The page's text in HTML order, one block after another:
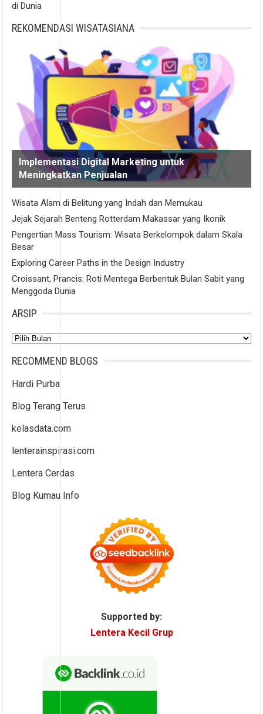
di Dunia
REKOMENDASI WISATASIANA
Implementasi Digital Marketing untuk
Meningkatkan Penjualan
Wisata Alam di Belitung yang Indah dan Memukau
Jejak Sejarah Benteng Rotterdam Makassar yang Ikonik
Pengertian Mass Tourism: Wisata Berkelompok dalam Skala
Besar
Exploring Career Paths in the Design Industry
Croissant, Prancis: Roti Mentega Berbentuk Bulan Sabit yang
Menggoda Dunia
ARSIP
Arsip
RECOMMEND BLOGS
Hardi Purba
Blog Terang Terus
kelasdata.com
lenterainspirasi.com
Lentera Cerdas
Blog Kumau Info
Supported by:
Lentera Kecil Grup